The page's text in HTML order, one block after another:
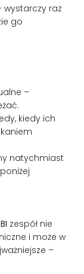
wystarczy raz
go
–
kiedy ich
natychmiast
zespół nie
i może w
–